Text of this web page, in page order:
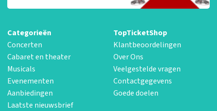
Categorieën
Concerten
Cabaret en theater
Musicals
Evenementen
Aanbiedingen
Laatste nieuwsbrief
TopTicketShop
Klantbeoordelingen
Over Ons
Veelgestelde vragen
Contactgegevens
Goede doelen